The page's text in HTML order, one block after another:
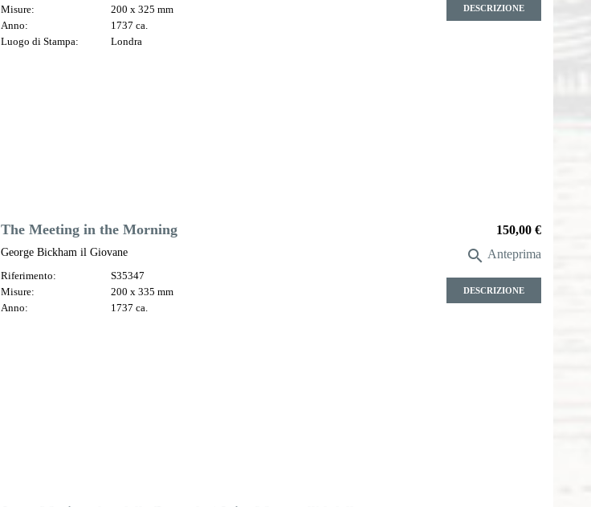
Misure:
200 x 325 mm
Anno:
1737 ca.
Luogo di Stampa:
Londra
DESCRIZIONE
The Meeting in the Morning
George Bickham il Giovane
Riferimento:
S35347
Misure:
200 x 335 mm
Anno:
1737 ca.
Prezzo
150,00 €
 Anteprima
DESCRIZIONE